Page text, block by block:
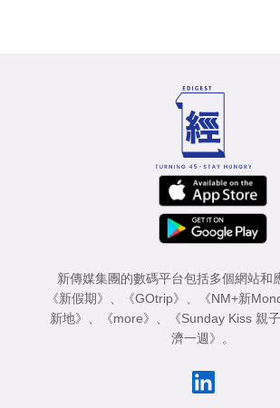
新傳媒集團的數碼平台包括多個網站和
《新假期》
《GOtrip》 《NM+新
新地》
《more》 《Sunday Kiss 親
濟一週》
。